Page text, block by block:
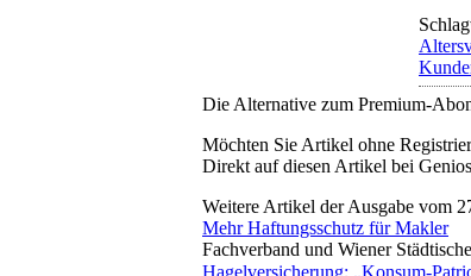
Die Alternative zum Premium-
Möchten Sie Artikel ohne
Direkt auf diesen Artikel bei
Weitere Artikel der Ausgabe vom
Mehr Haftungsschutz für Makler
Fachverband und Wiener
Hagelversicherung: „Konsum-